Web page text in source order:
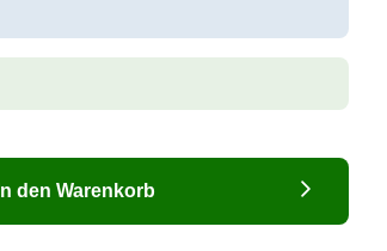
In den Warenkorb